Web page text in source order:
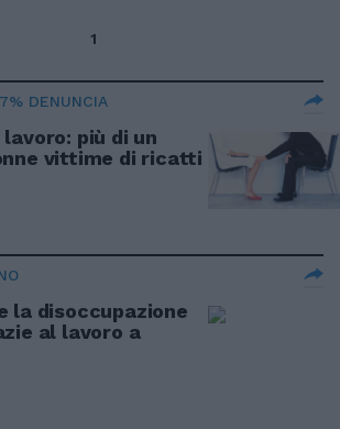
1
DENUNCIA
più di un
vittime di ricatti
la disoccupazione
al lavoro a